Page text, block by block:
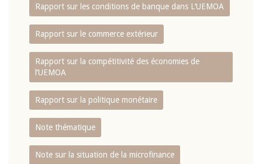
Rapport sur les conditions de banque dans L‘UEMOA
Rapport sur le commerce extérieur
Rapport sur la compétitivité des économies de
l‘UEMOA
Rapport sur la politique monétaire
Note thématique
Note sur la situation de la microfinance